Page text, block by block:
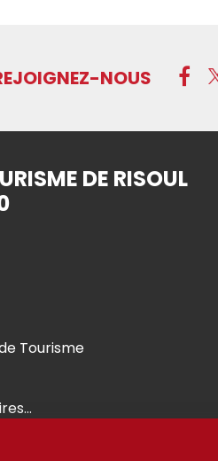
NOUS
DE RISOUL
Tourisme